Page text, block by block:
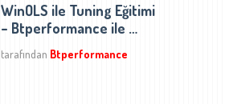
WinOLS ile Tuning Eğitimi
– Btperformance ile …
tarafından Btperformance